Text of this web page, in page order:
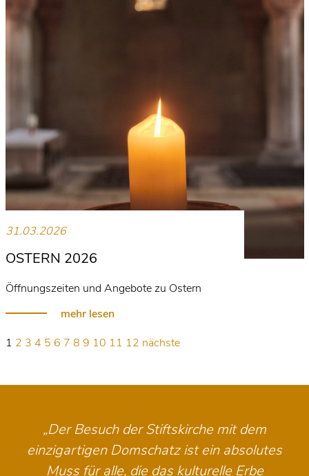
31.03.2026
OSTERN 2026
Öffnungszeiten und Angebote zu Ostern
mehr lesen
1 2 3 4 5 6 7 8 9 10 11 12 nächste
„Der Besuch der Stiftskirche mit dem
einzigartigen Domschatz ist ein absolutes
Muss für alle, die das kulturelle Erbe